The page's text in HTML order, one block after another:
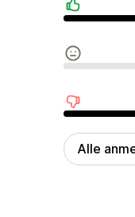
Positive
Neutrale
Negative
Alle